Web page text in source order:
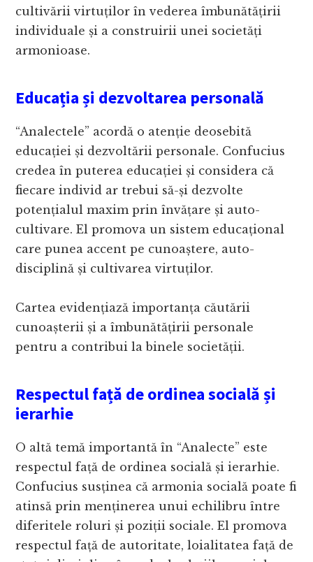
cultivării virtuților în vederea îmbunătățirii
individuale și a construirii unei societăți
armonioase.
Educația și dezvoltarea personală
“Analectele” acordă o atenție deosebită
educației și dezvoltării personale. Confucius
credea în puterea educației și considera că
fiecare individ ar trebui să-și dezvolte
potențialul maxim prin învățare și auto-
cultivare. El promova un sistem educațional
care punea accent pe cunoaștere, auto-
disciplină și cultivarea virtuților.
Cartea evidențiază importanța căutării
cunoașterii și a îmbunătățirii personale
pentru a contribui la binele societății.
Respectul față de ordinea socială și
ierarhie
O altă temă importantă în “Analecte” este
respectul față de ordinea socială și ierarhie.
Confucius susținea că armonia socială poate fi
atinsă prin menținerea unui echilibru între
diferitele roluri și poziții sociale. El promova
respectul față de autoritate, loialitatea față de